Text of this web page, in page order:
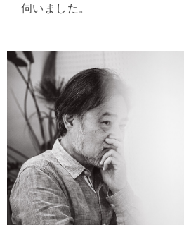
伺いました。